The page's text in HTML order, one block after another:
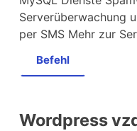
Serverüberwachung
per SMS Mehr zur
Befehl
Wordpress